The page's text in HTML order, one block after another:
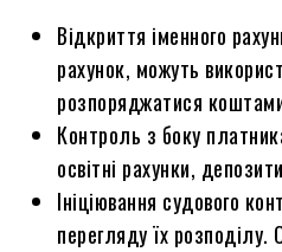
Відкриття іменного
рахунок, можуть
розпоряджатися
Контроль з боку
освітні рахунки,
Ініціювання судового
перегляду їх розподілу.